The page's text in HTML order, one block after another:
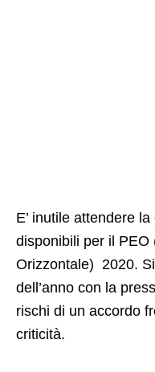
E’ inutile attendere
disponibili per il
Orizzontale) 2020.
dell’anno con la
rischi di un accordo
criticità.